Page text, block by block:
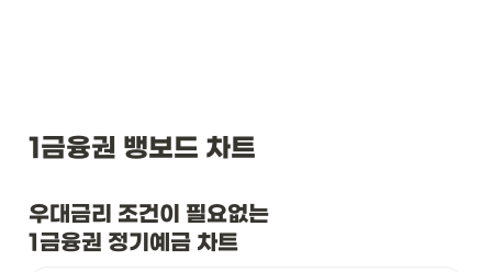
1금융권 뱅보드 차트
우대금리 조건이 필요없는
1금융권 정기예금 차트